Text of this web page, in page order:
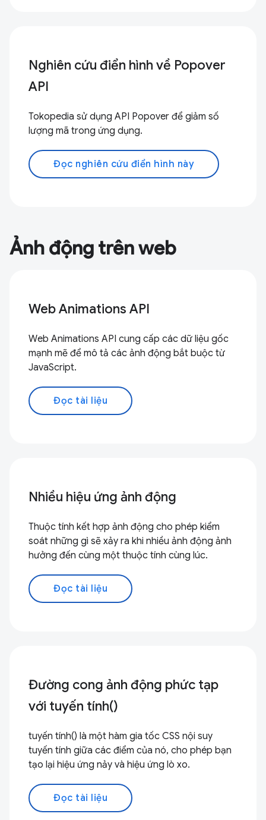
Nghiên cứu điển hình về Popover
API
Tokopedia sử dụng API Popover để giảm số
lượng mã trong ứng dụng.
Đọc nghiên cứu điển hình này
Ảnh động trên web
Web Animations API
Web Animations API cung cấp các dữ liệu gốc
mạnh mẽ để mô tả các ảnh động bắt buộc từ
JavaScript.
Đọc tài liệu
Nhiều hiệu ứng ảnh động
Thuộc tính kết hợp ảnh động cho phép kiểm
soát những gì sẽ xảy ra khi nhiều ảnh động ảnh
hưởng đến cùng một thuộc tính cùng lúc.
Đọc tài liệu
Đường cong ảnh động phức tạp
với tuyến tính()
tuyến tính() là một hàm gia tốc CSS nội suy
tuyến tính giữa các điểm của nó, cho phép bạn
tạo lại hiệu ứng nảy và hiệu ứng lò xo.
Đọc tài liệu